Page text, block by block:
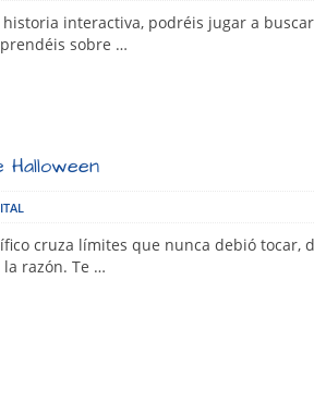
historia interactiva, podréis jugar a
sobre …
Halloween
cruza límites que nunca debió tocar,
razón. Te …